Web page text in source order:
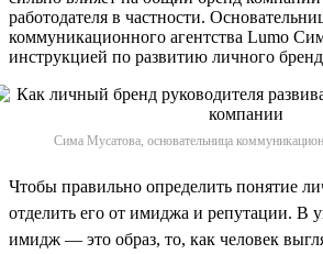
работодателя в частности.
коммуникационного агентства Lumo
инструкцией по развитию личного
Сима Мусатова, основательница
Чтобы правильно определить понятие
отделить его от имиджа и репутации. В
имидж — это образ, то, как человек